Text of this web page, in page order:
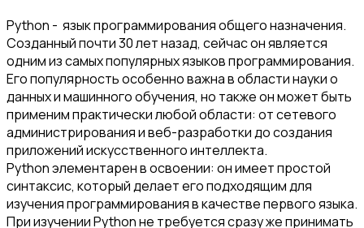
Python - язык программирования общего назначения.
Созданный почти 30 лет назад, сейчас он является
одним из самых популярных языков программирования.
Его популярность особенно важна в области науки о
данных и машинного обучения, но также он может быть
применим практически любой области: от сетевого
администрирования и веб-разработки до создания
приложений искусственного интеллекта.
Python элементарен в освоении: он имеет простой
синтаксис, который делает его подходящим для
изучения программирования в качестве первого языка.
При изучении Python не требуется сразу же принимать